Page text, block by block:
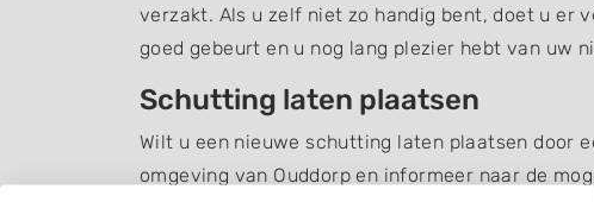
verzakt. Als u zelf niet zo handig bent, doet u er
goed gebeurt en u nog lang plezier hebt van uw
Schutting laten plaatsen
Wilt u een nieuwe schutting laten plaatsen door
omgeving van Ouddorp en informeer naar de